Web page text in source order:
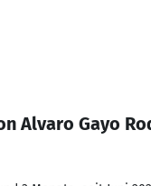
Alvaro Gayo